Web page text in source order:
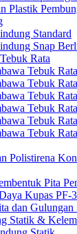
Plastik
Standard
Snap
Rata
Tebuk
Tebuk
Tebuk
Tebuk
Tebuk
Tebuk
Polistirena
Pita
Kupas PF-
dan Gulungan
Statik &